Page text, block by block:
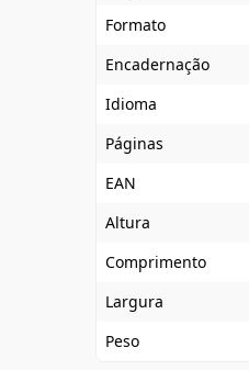
Formato
Encadernação
Idioma
Páginas
EAN
Altura
Comprimento
Largura
Peso